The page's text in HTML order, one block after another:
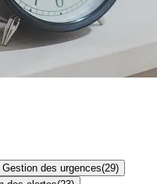
Gestion des urgences(29)